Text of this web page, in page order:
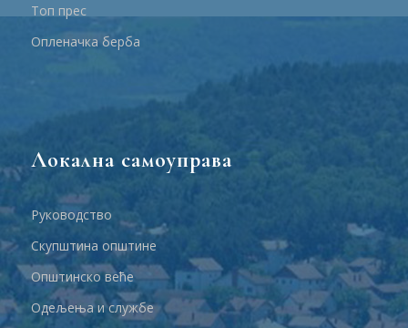
Топ прес
Опленачка берба
Локална самоуправа
Руководство
Скупштина општине
Општинско веће
Одељења и службе